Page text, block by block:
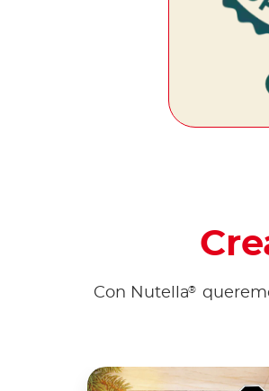
Con Nutella®